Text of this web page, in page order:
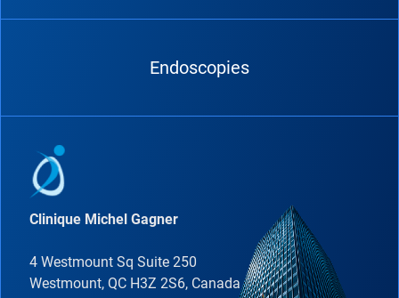
Endoscopies
Clinique Michel Gagner
4 Westmount Sq Suite 250
Westmount, QC H3Z 2S6, Canada